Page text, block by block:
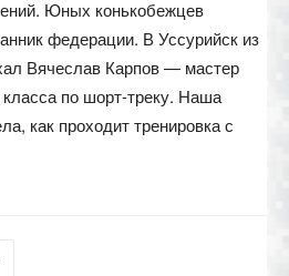
Юных конькобежцев
федерации. В Уссурийск из
Вячеслав Карпов — мастер
по шорт-треку. Наша
как проходит тренировка с